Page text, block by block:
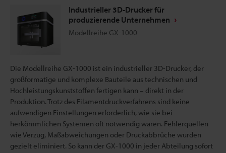
Industrieller 3D-Drucker für
produzierende Unternehmen
Modellreihe GX-1000
Die Modellreihe GX-1000 ist ein industrieller 3D-Drucker, der
großformatige und komplexe Bauteile aus technischen und
Hochleistungskunststoffen fertigen kann – direkt in der
Produktion. Trotz des Filamentdruckverfahrens sind keine
aufwendigen Einstellungen erforderlich, wie sie bei
herkömmlichen Systemen oft notwendig waren. Fehlerquellen
wie Verzug, Maßabweichungen oder Druckabbrüche wurden
gezielt eliminiert. So kann der GX-1000 in jeder Abteilung sofort